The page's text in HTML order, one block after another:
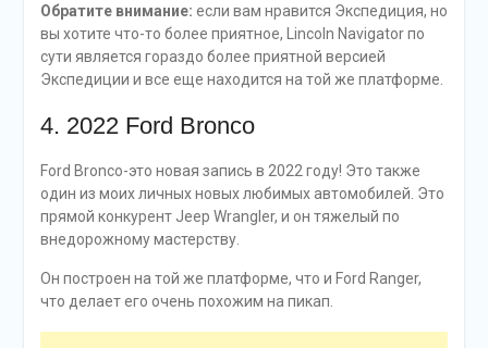
Обратите внимание: если вам нравится Экспедиция, но
вы хотите что-то более приятное, Lincoln Navigator по
сути является гораздо более приятной версией
Экспедиции и все еще находится на той же платформе.
4. 2022 Ford Bronco
Ford Bronco-это новая запись в 2022 году! Это также
один из моих личных новых любимых автомобилей. Это
прямой конкурент Jeep Wrangler, и он тяжелый по
внедорожному мастерству.
Он построен на той же платформе, что и Ford Ranger,
что делает его очень похожим на пикап.